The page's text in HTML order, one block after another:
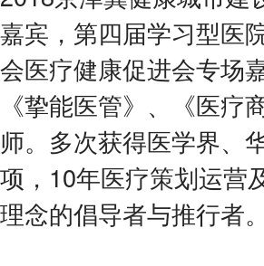
嘉宾，第四届学习型医
会医疗健康促进会专场
《挚能医管》、《医
师。多次获得医学界、
项，10年医疗策划运营
理念的倡导者与推行者。